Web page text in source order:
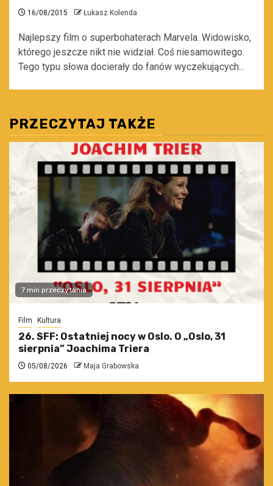
16/08/2015 Łukasz Kolenda
Najlepszy film o superbohaterach Marvela. Widowisko,
którego jeszcze nikt nie widział. Coś niesamowitego.
Tego typu słowa docierały do fanów wyczekujących...
PRZECZYTAJ TAKŻE
7 min przeczytania
Film Kultura
26. SFF: Ostatniej nocy w Oslo. O „Oslo, 31
sierpnia” Joachima Triera
05/08/2026 Maja Grabowska